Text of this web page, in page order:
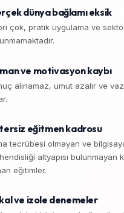
dünya bağlamı eksik
çok, pratik uygulama ve
ve motivasyon kaybı
alınamaz, umut azalır ve
eğitmen kadrosu
tecrübesi olmayan ve
altyapısı bulunmayan
eğitimler.
ve izole denemeler